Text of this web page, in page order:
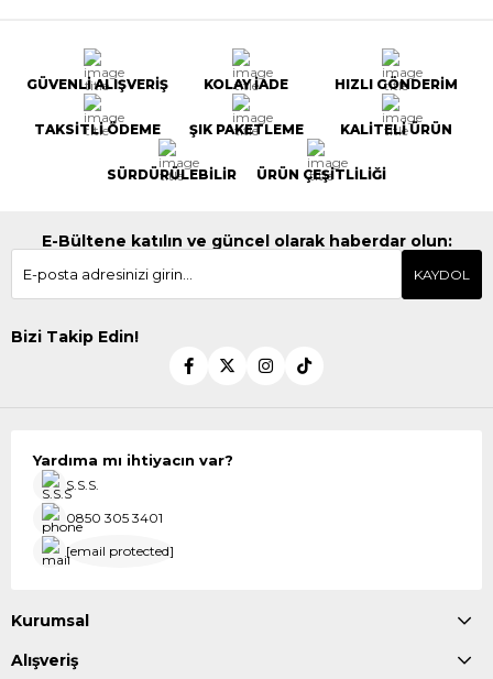
GÜVENLİ ALIŞVERİŞ KOLAY İADE HIZLI GÖNDERİM
TAKSİTLİ ÖDEME ŞIK PAKETLEME KALİTELİ ÜRÜN
SÜRDÜRÜLEBİLİR ÜRÜN ÇEŞİTLİLİĞİ
E-Bültene katılın ve güncel olarak haberdar olun:
KAYDOL
Bizi Takip Edin!
Yardıma mı ihtiyacın var?
S.S.S.
0850 305 3401
[email protected]
Kurumsal
Alışveriş